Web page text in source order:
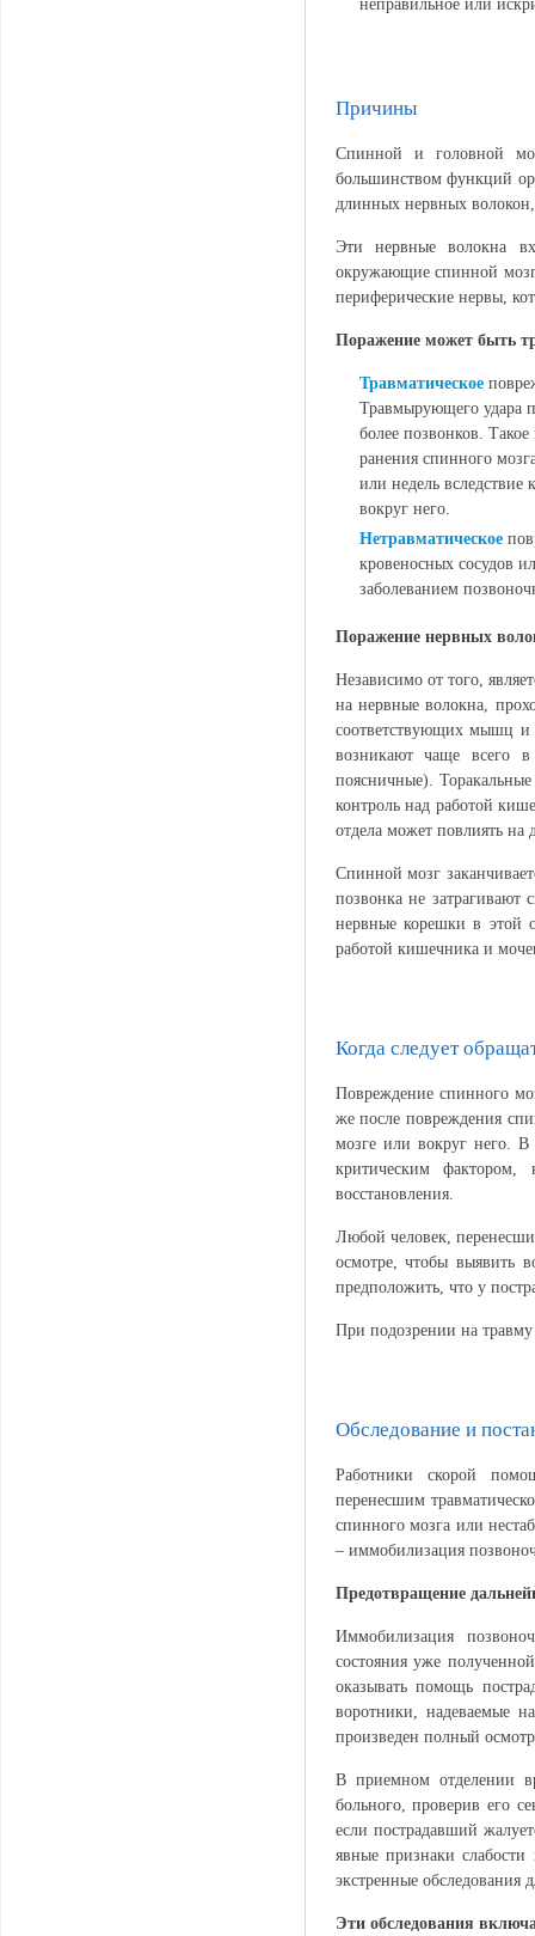
неправильное или
Причины
Спинной и головной
большинством функций
длинных нервных
Эти нервные волокна
окружающие спинной
периферические нервы,
Поражение может быть
Травматическое
Травмырующего удара
более позвонков.
ранения спинного
или недель вследствие
вокруг него.
Нетравматическое
кровеносных сосудов
заболеванием
Поражение нервных
Независимо от того,
на нервные волокна,
соответствующих мышц и
возникают чаще всего
поясничные).
контроль над работой
отдела может повлиять
Спинной мозг
позвонка не затрагивают
нервные корешки в этой
работой кишечника и
Когда следует
Повреждение спинного
же после повреждения
мозге или вокруг него. В
критическим
восстановления.
Любой человек,
осмотре, чтобы выявить
предположить, что у
При подозрении на
Обследование и
Работники скорой
перенесшим
спинного мозга или
– иммобилизация
Предотвращение
Иммобилизация
состояния уже
оказывать помощь
воротники, надеваемые
произведен полный
В приемном отделении
больного, проверив его
если пострадавший
явные признаки
экстренные обследования
Эти обследования